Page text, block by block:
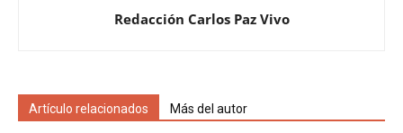
Redacción Carlos Paz Vivo
Artículo relacionados Más del autor